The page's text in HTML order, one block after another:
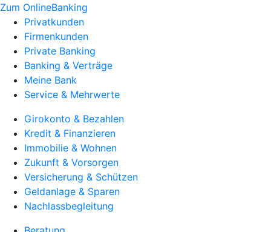
Zum OnlineBanking
Privatkunden
Firmenkunden
Private Banking
Banking & Verträge
Meine Bank
Service & Mehrwerte
Girokonto & Bezahlen
Kredit & Finanzieren
Immobilie & Wohnen
Zukunft & Vorsorgen
Versicherung & Schützen
Geldanlage & Sparen
Nachlassbegleitung